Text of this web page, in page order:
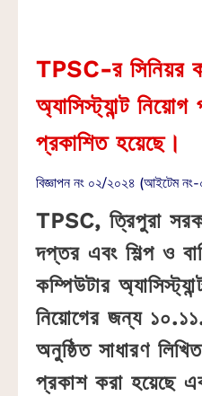
TPSC-র সিনিয়র
অ্যাসিস্ট্যান্ট নিয়োগ
প্রকাশিত হয়েছে।
বিজ্ঞাপন নং ০২/২০২৪ (আইটেম
TPSC, ত্রিপুরা
দপ্তর এবং শিল্প ও
কম্পিউটার
নিয়োগের জন্য
অনুষ্ঠিত সাধারণ
প্রকাশ করা হয়েছে